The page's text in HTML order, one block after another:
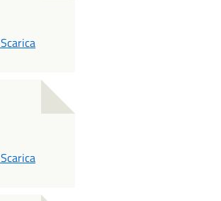
PDF
Scarica
PDF
Scarica